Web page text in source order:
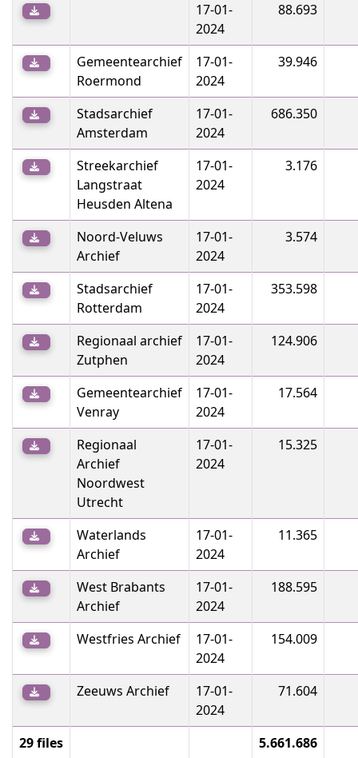
17-01-
2024
88.693
Gemeentearchief
Roermond
17-01-
2024
39.946
Stadsarchief
Amsterdam
17-01-
2024
686.350
Streekarchief
Langstraat
Heusden Altena
17-01-
2024
3.176
Noord-Veluws
Archief
17-01-
2024
3.574
Stadsarchief
Rotterdam
17-01-
2024
353.598
Regionaal archief
Zutphen
17-01-
2024
124.906
Gemeentearchief
Venray
17-01-
2024
17.564
Regionaal
Archief
Noordwest
Utrecht
17-01-
2024
15.325
Waterlands
Archief
17-01-
2024
11.365
West Brabants
Archief
17-01-
2024
188.595
Westfries Archief
17-01-
2024
154.009
Zeeuws Archief
17-01-
2024
71.604
29 files 5.661.686